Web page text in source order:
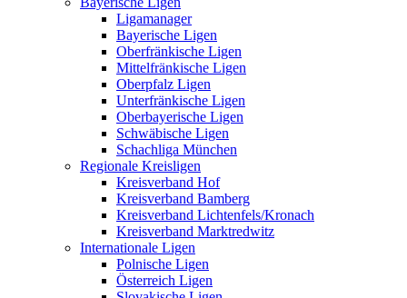
Ligamanager
Bayerische Ligen
Oberfränkische Ligen
Mittelfränkische Ligen
Oberpfalz Ligen
Unterfränkische Ligen
Oberbayerische Ligen
Schwäbische Ligen
Schachliga München
Regionale Kreisligen
Kreisverband Hof
Kreisverband Bamberg
Kreisverband Lichtenfels/Kronach
Kreisverband Marktredwitz
Internationale Ligen
Polnische Ligen
Österreich Ligen